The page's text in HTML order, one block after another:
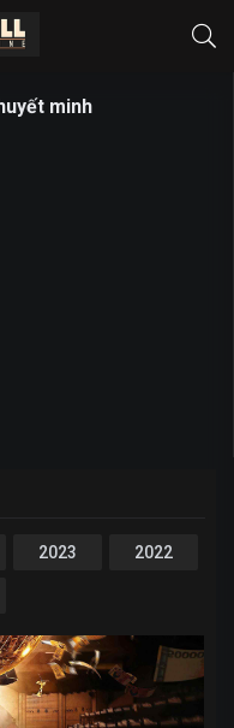
minh
2023 2022